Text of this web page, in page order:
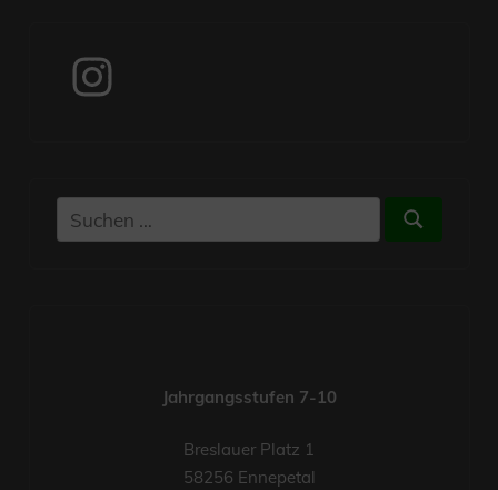
Instagram
Suchen
nach:
Suchen
Jahrgangsstufen 7-10
Breslauer Platz 1
58256 Ennepetal